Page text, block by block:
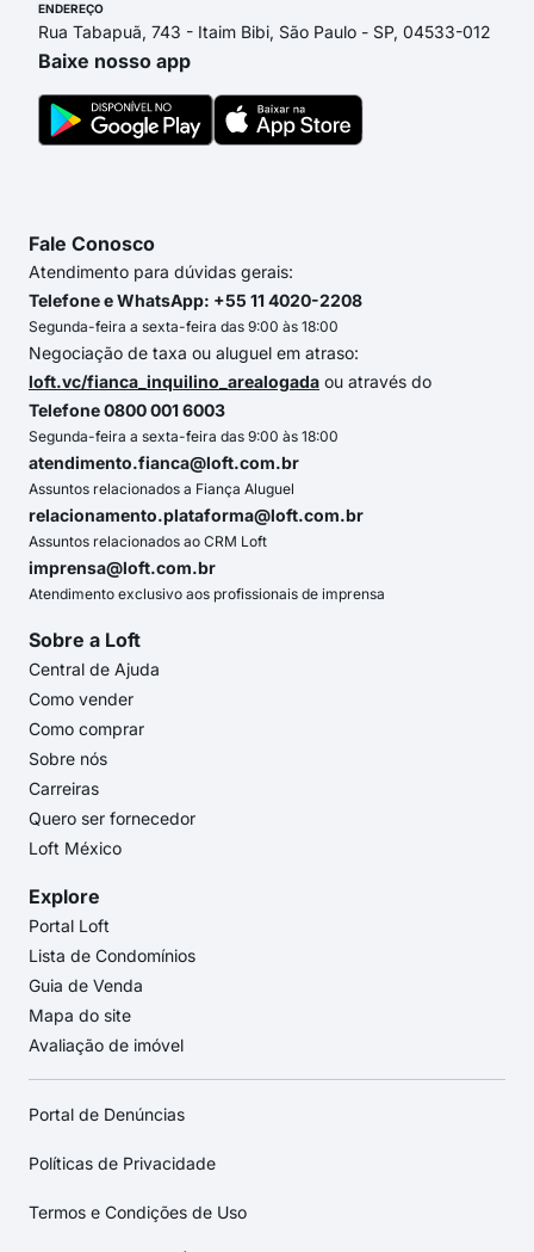
ENDEREÇO
Rua Tabapuã, 743 - Itaim Bibi, São Paulo - SP, 04533-012
Baixe nosso app
Fale Conosco
Atendimento para dúvidas gerais:
Telefone e WhatsApp: +55 11 4020-2208
Segunda-feira a sexta-feira das 9:00 às 18:00
Negociação de taxa ou aluguel em atraso:
loft.vc/fianca_inquilino_arealogada ou através do
Telefone 0800 001 6003
Segunda-feira a sexta-feira das 9:00 às 18:00
atendimento.fianca@loft.com.br
Assuntos relacionados a Fiança Aluguel
relacionamento.plataforma@loft.com.br
Assuntos relacionados ao CRM Loft
imprensa@loft.com.br
Atendimento exclusivo aos profissionais de imprensa
Sobre a Loft
Central de Ajuda
Como vender
Como comprar
Sobre nós
Carreiras
Quero ser fornecedor
Loft México
Explore
Portal Loft
Lista de Condomínios
Guia de Venda
Mapa do site
Avaliação de imóvel
Portal de Denúncias
Políticas de Privacidade
Termos e Condições de Uso